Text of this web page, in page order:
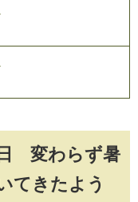
変わらず暑
てきたよう